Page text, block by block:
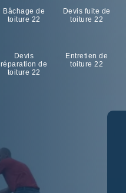
Bâchage de
toiture 22
Devis fuite de
toiture 22
Devis
réparation de
toiture 22
Entretien de
toiture 22